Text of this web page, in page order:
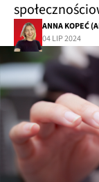
ANNA KOPEĆ
04 LIP 2024